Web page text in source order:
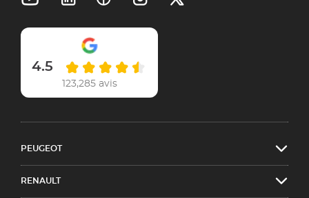
4.5
123,285 avis
PEUGEOT
RENAULT